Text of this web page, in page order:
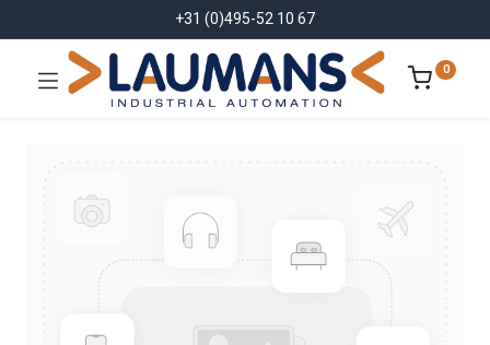
+31 (0)495-52 10 67
0